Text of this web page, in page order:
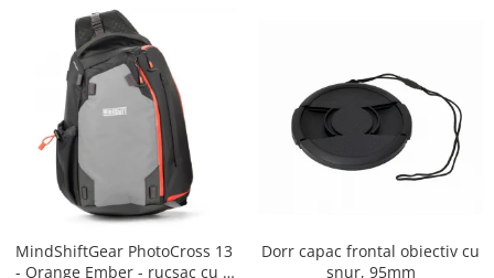
negative 35mm color
negative late 120mm alb-negru
negative late 120mm color
Scanere Film
Binocluri, Lupe si Telescoape
Binocluri
Accesorii pentru Lunete si
MindShiftGear PhotoCross 13
- Orange Ember - rucsac cu o
Dorr capac frontal obiectiv cu
snur, 95mm